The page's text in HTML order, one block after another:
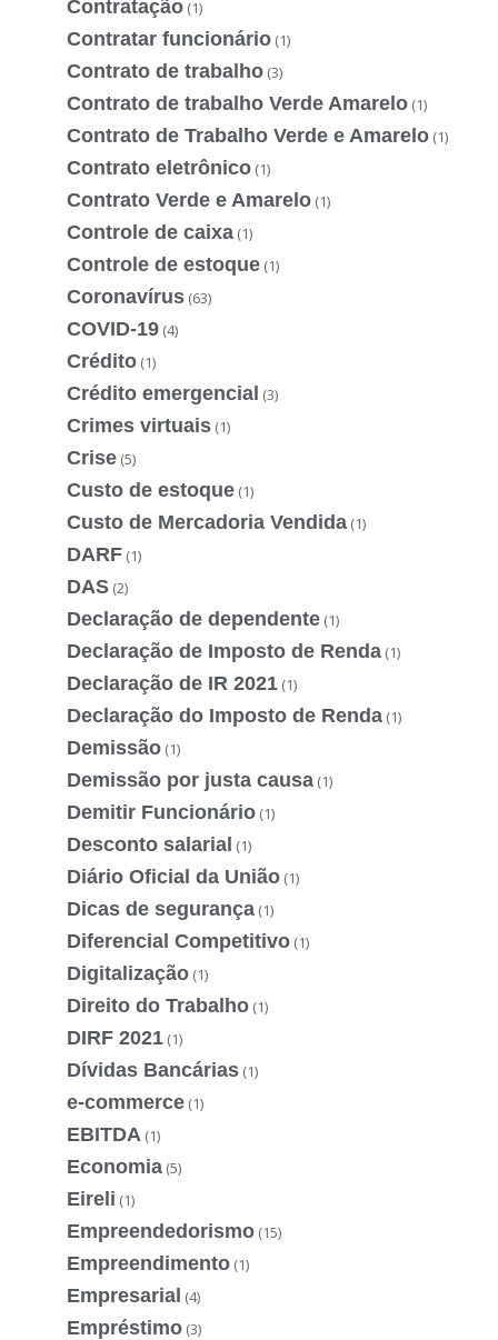
Contratação (1)
Contratar funcionário (1)
Contrato de trabalho (3)
Contrato de trabalho Verde Amarelo (1)
Contrato de Trabalho Verde e Amarelo (1)
Contrato eletrônico (1)
Contrato Verde e Amarelo (1)
Controle de caixa (1)
Controle de estoque (1)
Coronavírus (63)
COVID-19 (4)
Crédito (1)
Crédito emergencial (3)
Crimes virtuais (1)
Crise (5)
Custo de estoque (1)
Custo de Mercadoria Vendida (1)
DARF (1)
DAS (2)
Declaração de dependente (1)
Declaração de Imposto de Renda (1)
Declaração de IR 2021 (1)
Declaração do Imposto de Renda (1)
Demissão (1)
Demissão por justa causa (1)
Demitir Funcionário (1)
Desconto salarial (1)
Diário Oficial da União (1)
Dicas de segurança (1)
Diferencial Competitivo (1)
Digitalização (1)
Direito do Trabalho (1)
DIRF 2021 (1)
Dívidas Bancárias (1)
e-commerce (1)
EBITDA (1)
Economia (5)
Eireli (1)
Empreendedorismo (15)
Empreendimento (1)
Empresarial (4)
Empréstimo (3)